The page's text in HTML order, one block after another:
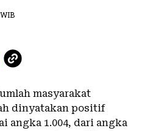
masyarakat
dinyatakan positif
angka 1.004, dari angka